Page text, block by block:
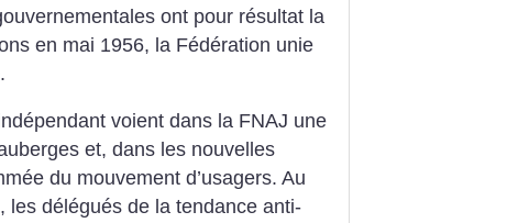
ont pour résultat la
en mai 1956, la Fédération unie
voient dans la FNAJ une
et, dans les nouvelles
du mouvement d’usagers. Au
les délégués de la tendance anti-